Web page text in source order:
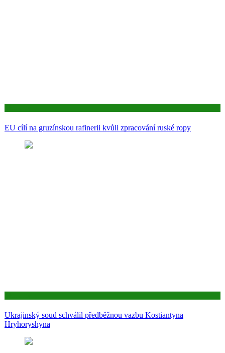
EU cílí na gruzínskou rafinerii kvůli zpracování ruské ropy
Ukrajinský soud schválil předběžnou vazbu Kostiantyna
Hryhoryshyna